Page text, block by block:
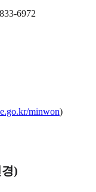
6972
minwon)
)